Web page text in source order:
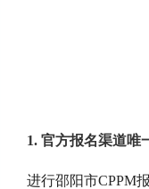
1. 官方报名渠道唯
进行邵阳市CPPM